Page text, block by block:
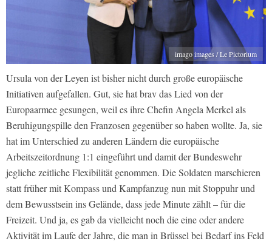
imago images / Le Pictorium
Ursula von der Leyen ist bisher nicht durch große europäische
Initiativen aufgefallen. Gut, sie hat brav das Lied von der
Europaarmee gesungen, weil es ihre Chefin Angela Merkel als
Beruhigungspille den Franzosen gegenüber so haben wollte. Ja, sie
hat im Unterschied zu anderen Ländern die europäische
Arbeitszeitordnung 1:1 eingeführt und damit der Bundeswehr
jegliche zeitliche Flexibilität genommen. Die Soldaten marschieren
statt früher mit Kompass und Kampfanzug nun mit Stoppuhr und
dem Bewusstsein ins Gelände, dass jede Minute zählt – für die
Freizeit. Und ja, es gab da vielleicht noch die eine oder andere
Aktivität im Laufe der Jahre, die man in Brüssel bei Bedarf ins Feld